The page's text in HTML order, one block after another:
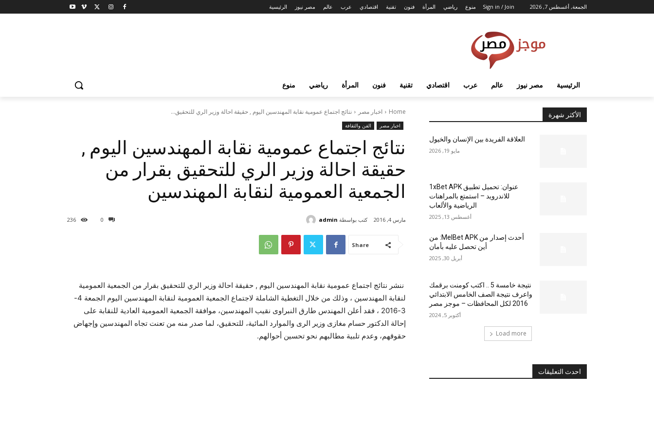
الجمعة, أغسطس 7, 2026 Sign in / Join الرئيسية مصر نيوز عالم عرب اقتصادي تقنية فنون المرأة رياضي منوع
الرئيسية مصر نيوز عالم عرب اقتصادي تقنية فنون المرأة رياضي منوع
Home اخبار مصر نتائج اجتماع عمومية نقابة المهندسين اليوم , حقيقة احالة وزير الري للتحقيق...
اخبار مصر الفن والثقافة
نتائج اجتماع عمومية نقابة المهندسين اليوم ,
حقيقة احالة وزير الري للتحقيق بقرار من
الجمعية العمومية لنقابة المهندسين
0
236 مارس 4, 2016 كتب بواسطة admin
Share
ننشر نتائج اجتماع عمومية نقابة المهندسين اليوم , حقيقة احالة وزير الري للتحقيق بقرار من الجمعية العمومية
لنقابة المهندسين ، وذلك من خلال التغطية الشاملة لاجتماع الجمعية العمومية لنقابة المهندسين اليوم الجمعة 4-
3-2016 ، فقد أعلن المهندس طارق النبراوى نقيب المهندسين، موافقة الجمعية العمومية العادية للنقابة على
إحالة الدكتور حسام مغازى وزير الرى والموارد المائية، للتحقيق، لما صدر منه من تعنت تجاه المهندسين وإجهاض
حقوقهم، وعدم تلبية مطالبهم نحو تحسين أحوالهم.
الأكثر شهرة
العلاقة الفريدة بين الإنسان والخيول
مايو 19, 2026
عنوان: تحميل تطبيق 1xBet APK
للاندرويد – استمتع بالمراهنات
الرياضية والألعاب
أغسطس 13, 2025
أحدث إصدار من MelBet APK: من
أين تحصل عليه بأمان
أبريل 30, 2025
نتيجة خامسة 5 .. اكتب كومنت برقمك
واعرف نتيجة الصف الخامس الابتدائي
2016 لكل المحافظات – موجز مصر
أكتوبر 5, 2024
Load more
احدث التعليقات